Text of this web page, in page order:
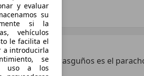
y evaluar
su
si la
vehículos
le facilita el
a introducirla
se
uso a los
roces y los rasguños es el